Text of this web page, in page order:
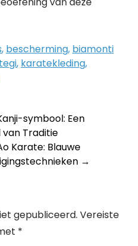
, bescherming, biamonti
, karatekleding,
symbool: Een
van Traditie
Karate: Blauwe
→
gepubliceerd. Vereiste
*